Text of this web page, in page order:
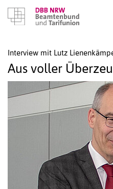
Interview mit Lutz
Aus voller